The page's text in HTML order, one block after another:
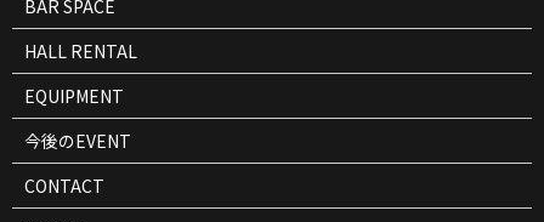
BAR SPACE
HALL RENTAL
EQUIPMENT
今後のEVENT
CONTACT